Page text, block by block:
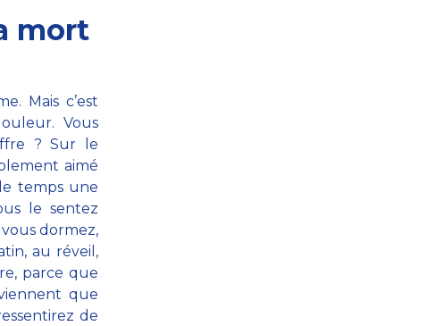
mort
Mais c’est
Vous
? Sur le
aimé
temps une
le sentez
dormez,
au réveil,
parce que
que
de